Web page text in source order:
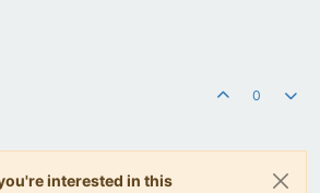
0
interested in this